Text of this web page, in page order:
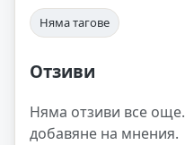
Няма тагове
Отзиви
Няма отзиви все
добавяне на мнения.